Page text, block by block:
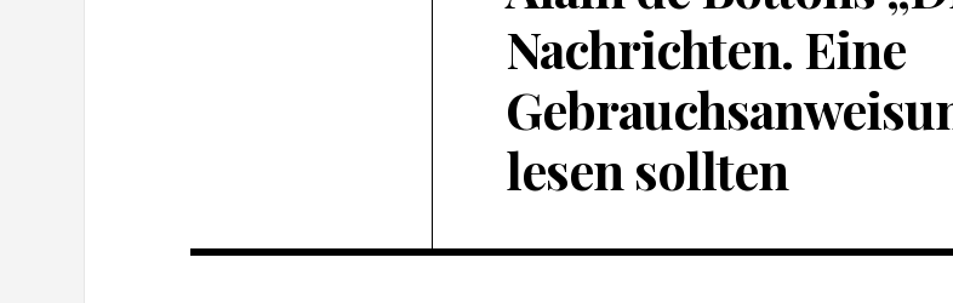
Nachrichten. Eine
lesen sollten